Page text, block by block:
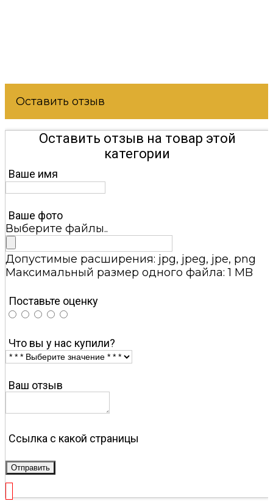
Оставить отзыв
Оставить отзыв на товар этой
категории
Ваше имя
Ваше фото
Выберите файлы..
Допустимые расширения: jpg, jpeg, jpe, png
Максимальный размер одного файла: 1 MB
Поставьте оценку
Что вы у нас купили?
Ваш отзыв
Ссылка с какой страницы
Отправить